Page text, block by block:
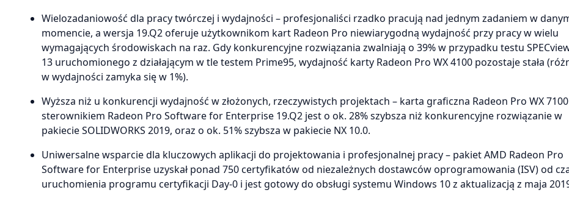
Wielozadaniowość dla pracy twórczej i wydajności – profesjonaliści rzadko pracują nad jednym zadaniem w
momencie, a wersja 19.Q2 oferuje użytkownikom kart Radeon Pro niewiarygodną wydajność przy pracy w wielu
wymagających środowiskach na raz. Gdy konkurencyjne rozwiązania zwalniają o 39% w przypadku testu
13 uruchomionego z działającym w tle testem Prime95, wydajność karty Radeon Pro WX 4100 pozostaje stała
w wydajności zamyka się w 1%).
Wyższa niż u konkurencji wydajność w złożonych, rzeczywistych projektach – karta graficzna Radeon Pro WX
sterownikiem Radeon Pro Software for Enterprise 19.Q2 jest o ok. 28% szybsza niż konkurencyjne rozwiązanie w
pakiecie SOLIDWORKS 2019, oraz o ok. 51% szybsza w pakiecie NX 10.0.
Uniwersalne wsparcie dla kluczowych aplikacji do projektowania i profesjonalnej pracy – pakiet AMD Radeon Pro
Software for Enterprise uzyskał ponad 750 certyfikatów od niezależnych dostawców oprogramowania (ISV) od
uruchomienia programu certyfikacji Day-0 i jest gotowy do obsługi systemu Windows 10 z aktualizacją z maja